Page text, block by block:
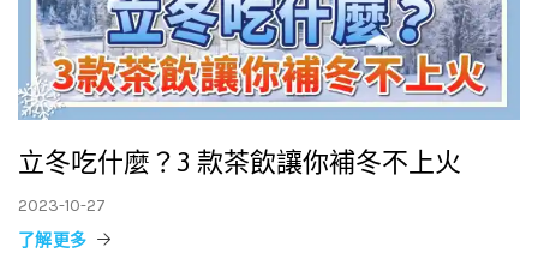
立冬吃什麼？3 款茶飲讓你補冬不上火
2023-10-27
了解更多